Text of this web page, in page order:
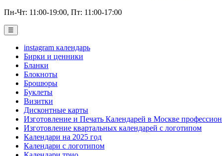
Пн-Чт: 11:00-19:00, Пт: 11:00-17:00
☰
instagram календарь
Бирки и ценники
Бланки
Блокноты
Брошюры
Буклеты
Визитки
Дисконтные карты
Изготовление и Печать Календарей в Москве
Изготовление квартальных календарей с логотипом
Календари на 2025 год
Календари с логотипом